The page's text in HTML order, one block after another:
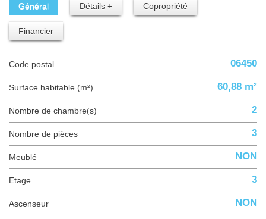
Général Détails + Copropriété
Financier
Code postal 06450
Surface habitable (m²) 60,88 m²
Nombre de chambre(s) 2
Nombre de pièces 3
Meublé NON
Etage 3
Ascenseur NON